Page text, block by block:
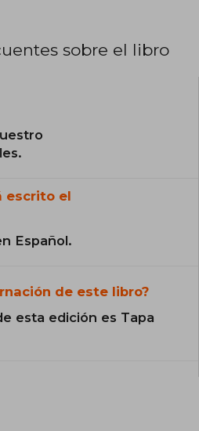
sobre el libro
escrito el
Español.
de este libro?
esta edición es Tapa